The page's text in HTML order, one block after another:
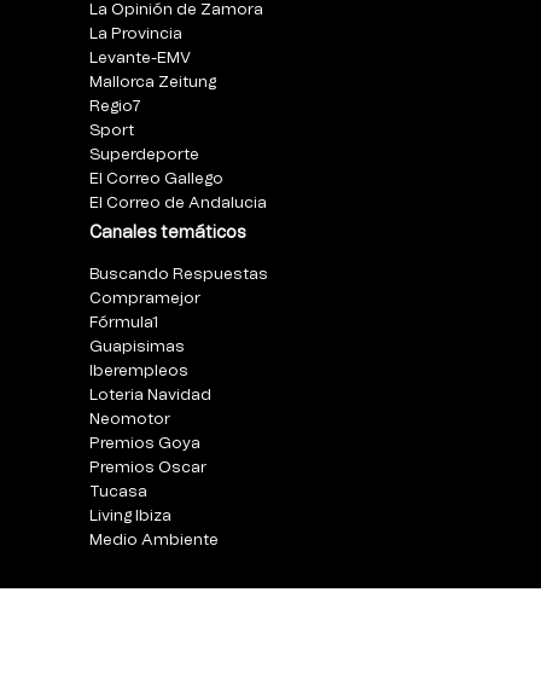
La Opinión de Zamora
La Provincia
Levante-EMV
Mallorca Zeitung
Regio7
Sport
Superdeporte
El Correo Gallego
El Correo de Andalucia
Canales temáticos
Buscando Respuestas
Compramejor
Fórmula1
Guapisimas
Iberempleos
Loteria Navidad
Neomotor
Premios Goya
Premios Oscar
Tucasa
Living Ibiza
Medio Ambiente